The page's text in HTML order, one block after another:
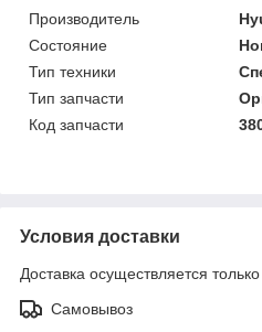
Производитель
Состояние
Тип техники
Тип запчасти
Код запчасти
Условия доставки
Доставка осуществляется
Самовывоз